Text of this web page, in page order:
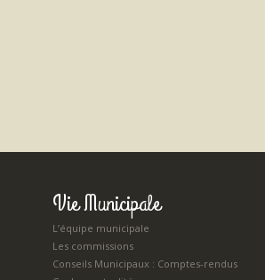
Vie Municipale
L’équipe municipale
Les commissions
Conseils Municipaux : Comptes-rendus